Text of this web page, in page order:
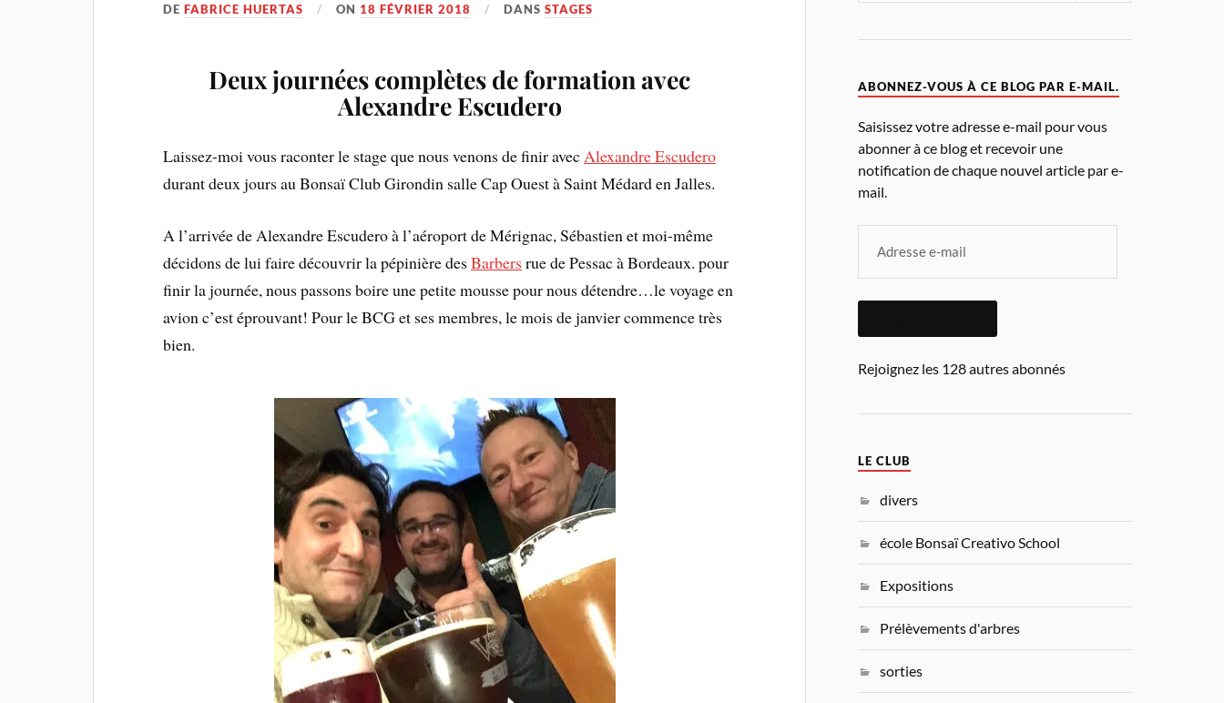
DEFABRICE HUERTAS ON 18 FÉVRIER 2018 DANSSTAGES
Deux journées complètes de formation avec
Alexandre Escudero
Laissez-moi vous raconter le stage que nous venons de finir avecAlexandre Escudero
durant deux jours au Bonsaï Club Girondin salle Cap Ouest à Saint Médard en Jalles.
A l’arrivée de Alexandre Escudero à l’aéroport de Mérignac, Sébastien et moi-même
décidons de lui faire découvrir la pépinière desBarbers rue de Pessac à Bordeaux. pour
finir la journée, nous passons boire une petite mousse pour nous détendre…le voyage en
avion c’est éprouvant! Pour le BCG et ses membres, le mois de janvier commence très
bien.
ABONNEZ-VOUS À CE BLOG PAR E-MAIL.
Saisissez votre adresse e-mail pour vous
abonner à ce blog et recevoir une
notification de chaque nouvel article par e-
mail.
Rejoignez les 128 autres abonnés
LE CLUB
divers
école Bonsaï Creativo School
Expositions
Prélèvements d'arbres
sorties